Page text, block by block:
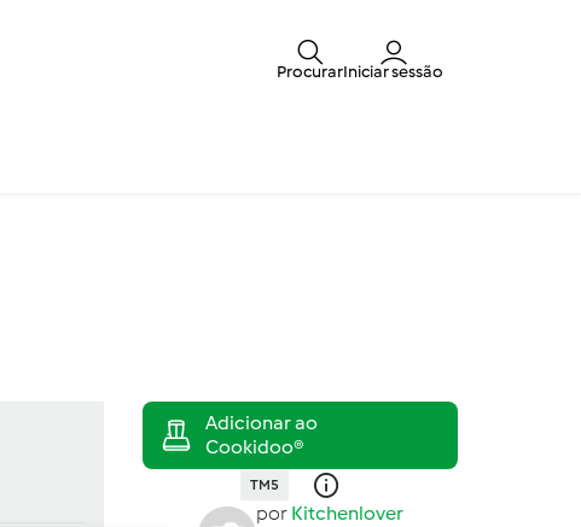
ProcurarIniciar sessão
TM5
por Kitchenlover